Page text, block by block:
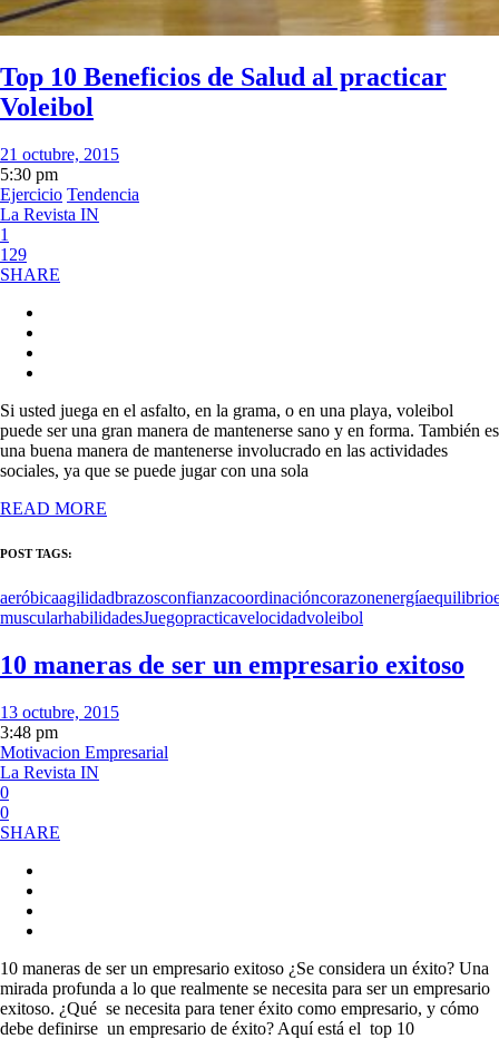
Top 10 Beneficios de Salud al practicar
Voleibol
21 octubre, 2015
5:30 pm
Ejercicio Tendencia
La Revista IN
1
129
SHARE
Si usted juega en el asfalto, en la grama, o en una playa, voleibol
puede ser una gran manera de mantenerse sano y en forma. También es
una buena manera de mantenerse involucrado en las actividades
sociales, ya que se puede jugar con una sola
READ MORE
POST TAGS:
aeróbicaagilidadbrazosconfianzacoordinacióncorazonenergíaequilibrio
muscularhabilidadesJuegopracticavelocidadvoleibol
10 maneras de ser un empresario exitoso
13 octubre, 2015
3:48 pm
Motivacion Empresarial
La Revista IN
0
0
SHARE
10 maneras de ser un empresario exitoso ¿Se considera un éxito? Una
mirada profunda a lo que realmente se necesita para ser un empresario
exitoso. ¿Qué se necesita para tener éxito como empresario, y cómo
debe definirse un empresario de éxito? Aquí está el top 10